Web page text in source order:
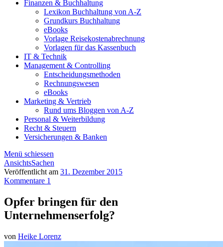
Finanzen & Buchhaltung
Lexikon Buchhaltung von A-Z
Grundkurs Buchhaltung
eBooks
Vorlage Reisekostenabrechnung
Vorlagen für das Kassenbuch
IT & Technik
Management & Controlling
Entscheidungsmethoden
Rechnungswesen
eBooks
Marketing & Vertrieb
Rund ums Bloggen von A-Z
Personal & Weiterbildung
Recht & Steuern
Versicherungen & Banken
Menü schiessen
AnsichtsSachen
Veröffentlicht am 31. Dezember 2015
Kommentare 1
Opfer bringen für den
Unternehmenserfolg?
von Heike Lorenz